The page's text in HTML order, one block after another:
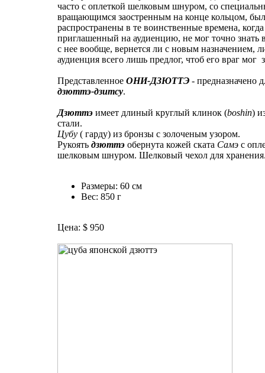
часто с оплеткой шелковым шнуром, со
вращающимся заостренным на конце кольцом,
распространены в те воинственные времена,
приглашенный на аудиенцию, не мог точно знать
с нее вообще, вернется ли с новым назначением,
аудиенция всего лишь предлог, чтоб его враг мог
Представленное ОНИ-ДЗЮТТЭ- предназначено
дзюттэ-дзитсу.
Дзюттэимеет длиный круглый клинок (boshin)
стали.
Цубу( гарду) из бронзы с золоченым узором.
Рукоять дзюттэобернута кожей ската Самэс
шелковым шнуром. Шелковый чехол для
Размеры: 60 см
Вес: 850 г
Цена: $ 950